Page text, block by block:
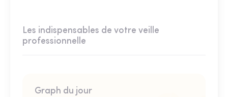
Les indispensables de votre veille
professionnelle
Graph du jour